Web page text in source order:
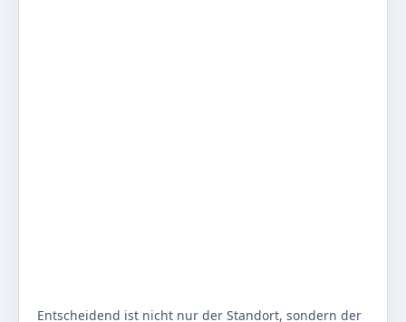
Entscheidend ist nicht nur der Standort, sondern der